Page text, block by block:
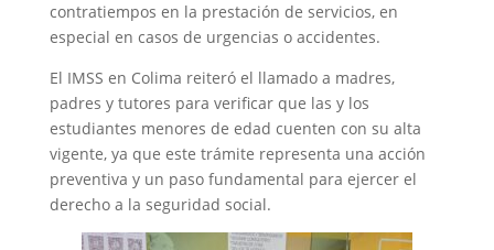
contratiempos en la prestación de servicios, en
especial en casos de urgencias o accidentes.
El IMSS en Colima reiteró el llamado a madres,
padres y tutores para verificar que las y los
estudiantes menores de edad cuenten con su alta
vigente, ya que este trámite representa una acción
preventiva y un paso fundamental para ejercer el
derecho a la seguridad social.